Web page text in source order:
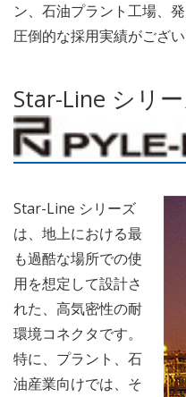
ン、石油プラント工場、
圧倒的な採用実績がござい
Star-Line シリ
Star-Line シリーズ
は、地上における最
も過酷な場所での使
用を想定して設計さ
れた、高気密性の耐
環境コネクタです。
特に、プラント、石
油産業向けでは、そ